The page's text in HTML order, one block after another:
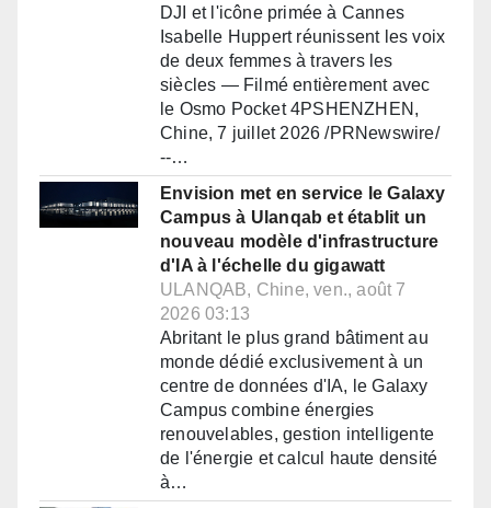
DJI et l'icône primée à Cannes
Isabelle Huppert réunissent les voix
de deux femmes à travers les
siècles — Filmé entièrement avec
le Osmo Pocket 4PSHENZHEN,
Chine, 7 juillet 2026 /PRNewswire/
--…
Envision met en service le Galaxy
Campus à Ulanqab et établit un
nouveau modèle d'infrastructure
d'IA à l'échelle du gigawatt
ULANQAB, Chine, ven., août 7
2026 03:13
Abritant le plus grand bâtiment au
monde dédié exclusivement à un
centre de données d'IA, le Galaxy
Campus combine énergies
renouvelables, gestion intelligente
de l'énergie et calcul haute densité
à…